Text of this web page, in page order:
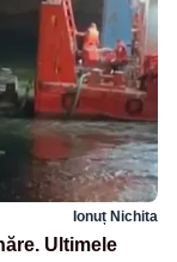
Ionuț Nichita
Ultimele